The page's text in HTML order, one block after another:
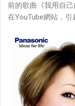
前的歌曲《我用自
在YouTube網站，引